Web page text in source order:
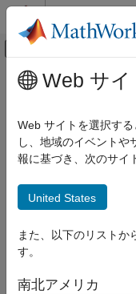
コンテンツへスキップ
オフキャン
リソース
ステータス
メインコンテンツ
Web サイ
Web サイトを選択す
し、地域のイベントや
報に基づき、次のサイ
United States
また、以下のリストか
す。
南北アメリカ